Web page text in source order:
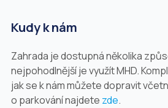
Kudy k nám
Zahrada je dostupná několika
nejpohodlnější je využít MHD.
jak se k nám můžete dopravit
o parkování najdete zde.